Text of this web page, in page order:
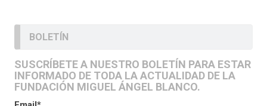
BOLETÍN
SUSCRÍBETE A NUESTRO BOLETÍN PARA ESTAR
INFORMADO DE TODA LA ACTUALIDAD DE LA
FUNDACIÓN MIGUEL ÁNGEL BLANCO.